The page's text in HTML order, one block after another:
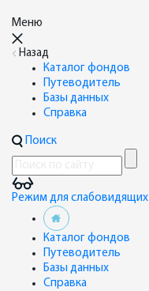
Меню
Назад
Каталог фондов
Путеводитель
Базы данных
Справка
Поиск
Режим для слабовидящих
Каталог фондов
Путеводитель
Базы данных
Справка